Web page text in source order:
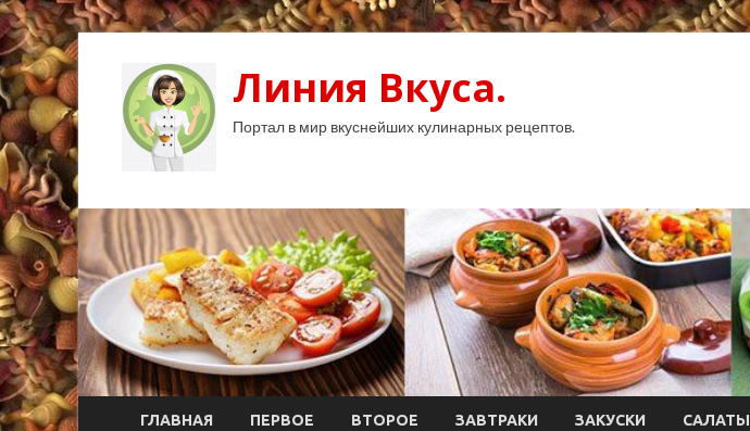
Линия Вкуса.
Портал в мир вкуснейших кулинарных рецептов.
ГЛАВНАЯ ПЕРВОЕ ВТОРОЕ ЗАВТРАКИ ЗАКУСКИ САЛАТЫ